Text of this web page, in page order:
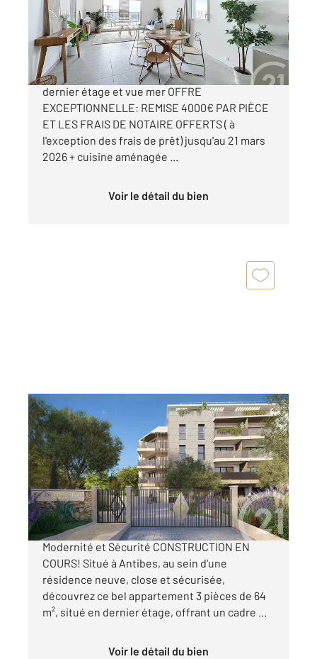
Appartement F4 à vendre
860 000 €
Offre d'exception: 4 pièce Juan les Pins au
dernier étage et vue mer OFFRE
EXCEPTIONNELLE: REMISE 4000€ PAR PIÈCE
ET LES FRAIS DE NOTAIRE OFFERTS ( à
l'exception des frais de prêt) jusqu'au 21 mars
2026 + cuisine aménagée ...
Voir le détail du bien
ANTIBES 06
63,60 m2, 3 pièces
Ref : 171
Appartement F3 à vendre
463 000 €
Antibes Appartement 3 Pièces Neuf Confort,
Modernité et Sécurité CONSTRUCTION EN
COURS! Situé à Antibes, au sein d'une
résidence neuve, close et sécurisée,
découvrez ce bel appartement 3 pièces de 64
m², situé en dernier étage, offrant un cadre ...
Voir le détail du bien